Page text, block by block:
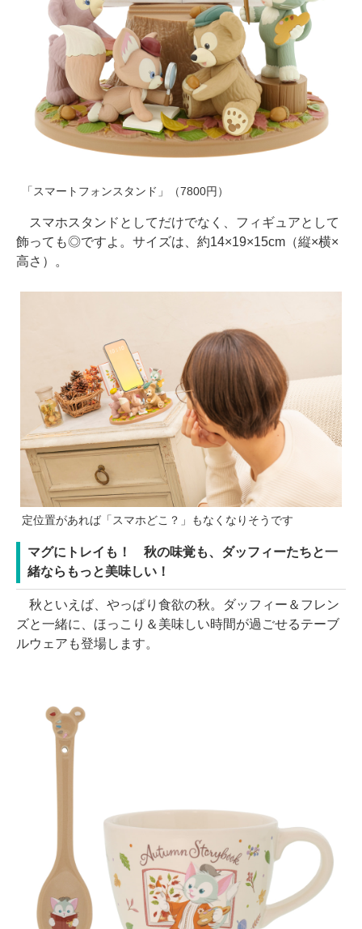
「スマートフォンスタンド」（7800円）
スマホスタンドとしてだけでなく、フィギュアとして
飾っても◎ですよ。サイズは、約14×19×15cm（縦×横×
高さ）。
定位置があれば「スマホどこ？」もなくなりそうです
マグにトレイも！ 秋の味覚も、ダッフィーたちと一
緒ならもっと美味しい！
秋といえば、やっぱり食欲の秋。ダッフィー＆フレン
ズと一緒に、ほっこり＆美味しい時間が過ごせるテーブ
ルウェアも登場します。